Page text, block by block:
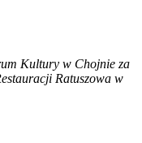
Kultury w Chojnie za
Ratuszowa w